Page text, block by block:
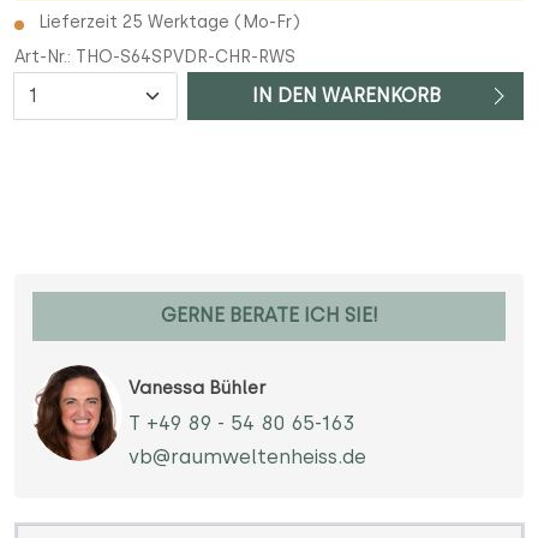
Lieferzeit 25 Werktage (Mo-Fr)
Art-Nr.: THO-S64SPVDR-CHR-RWS
Anzahl IN DEN WARENKORB
GERNE BERATE ICH SIE!
Vanessa Bühler
T +49 89 - 54 80 65-163
vb@raumweltenheiss.de